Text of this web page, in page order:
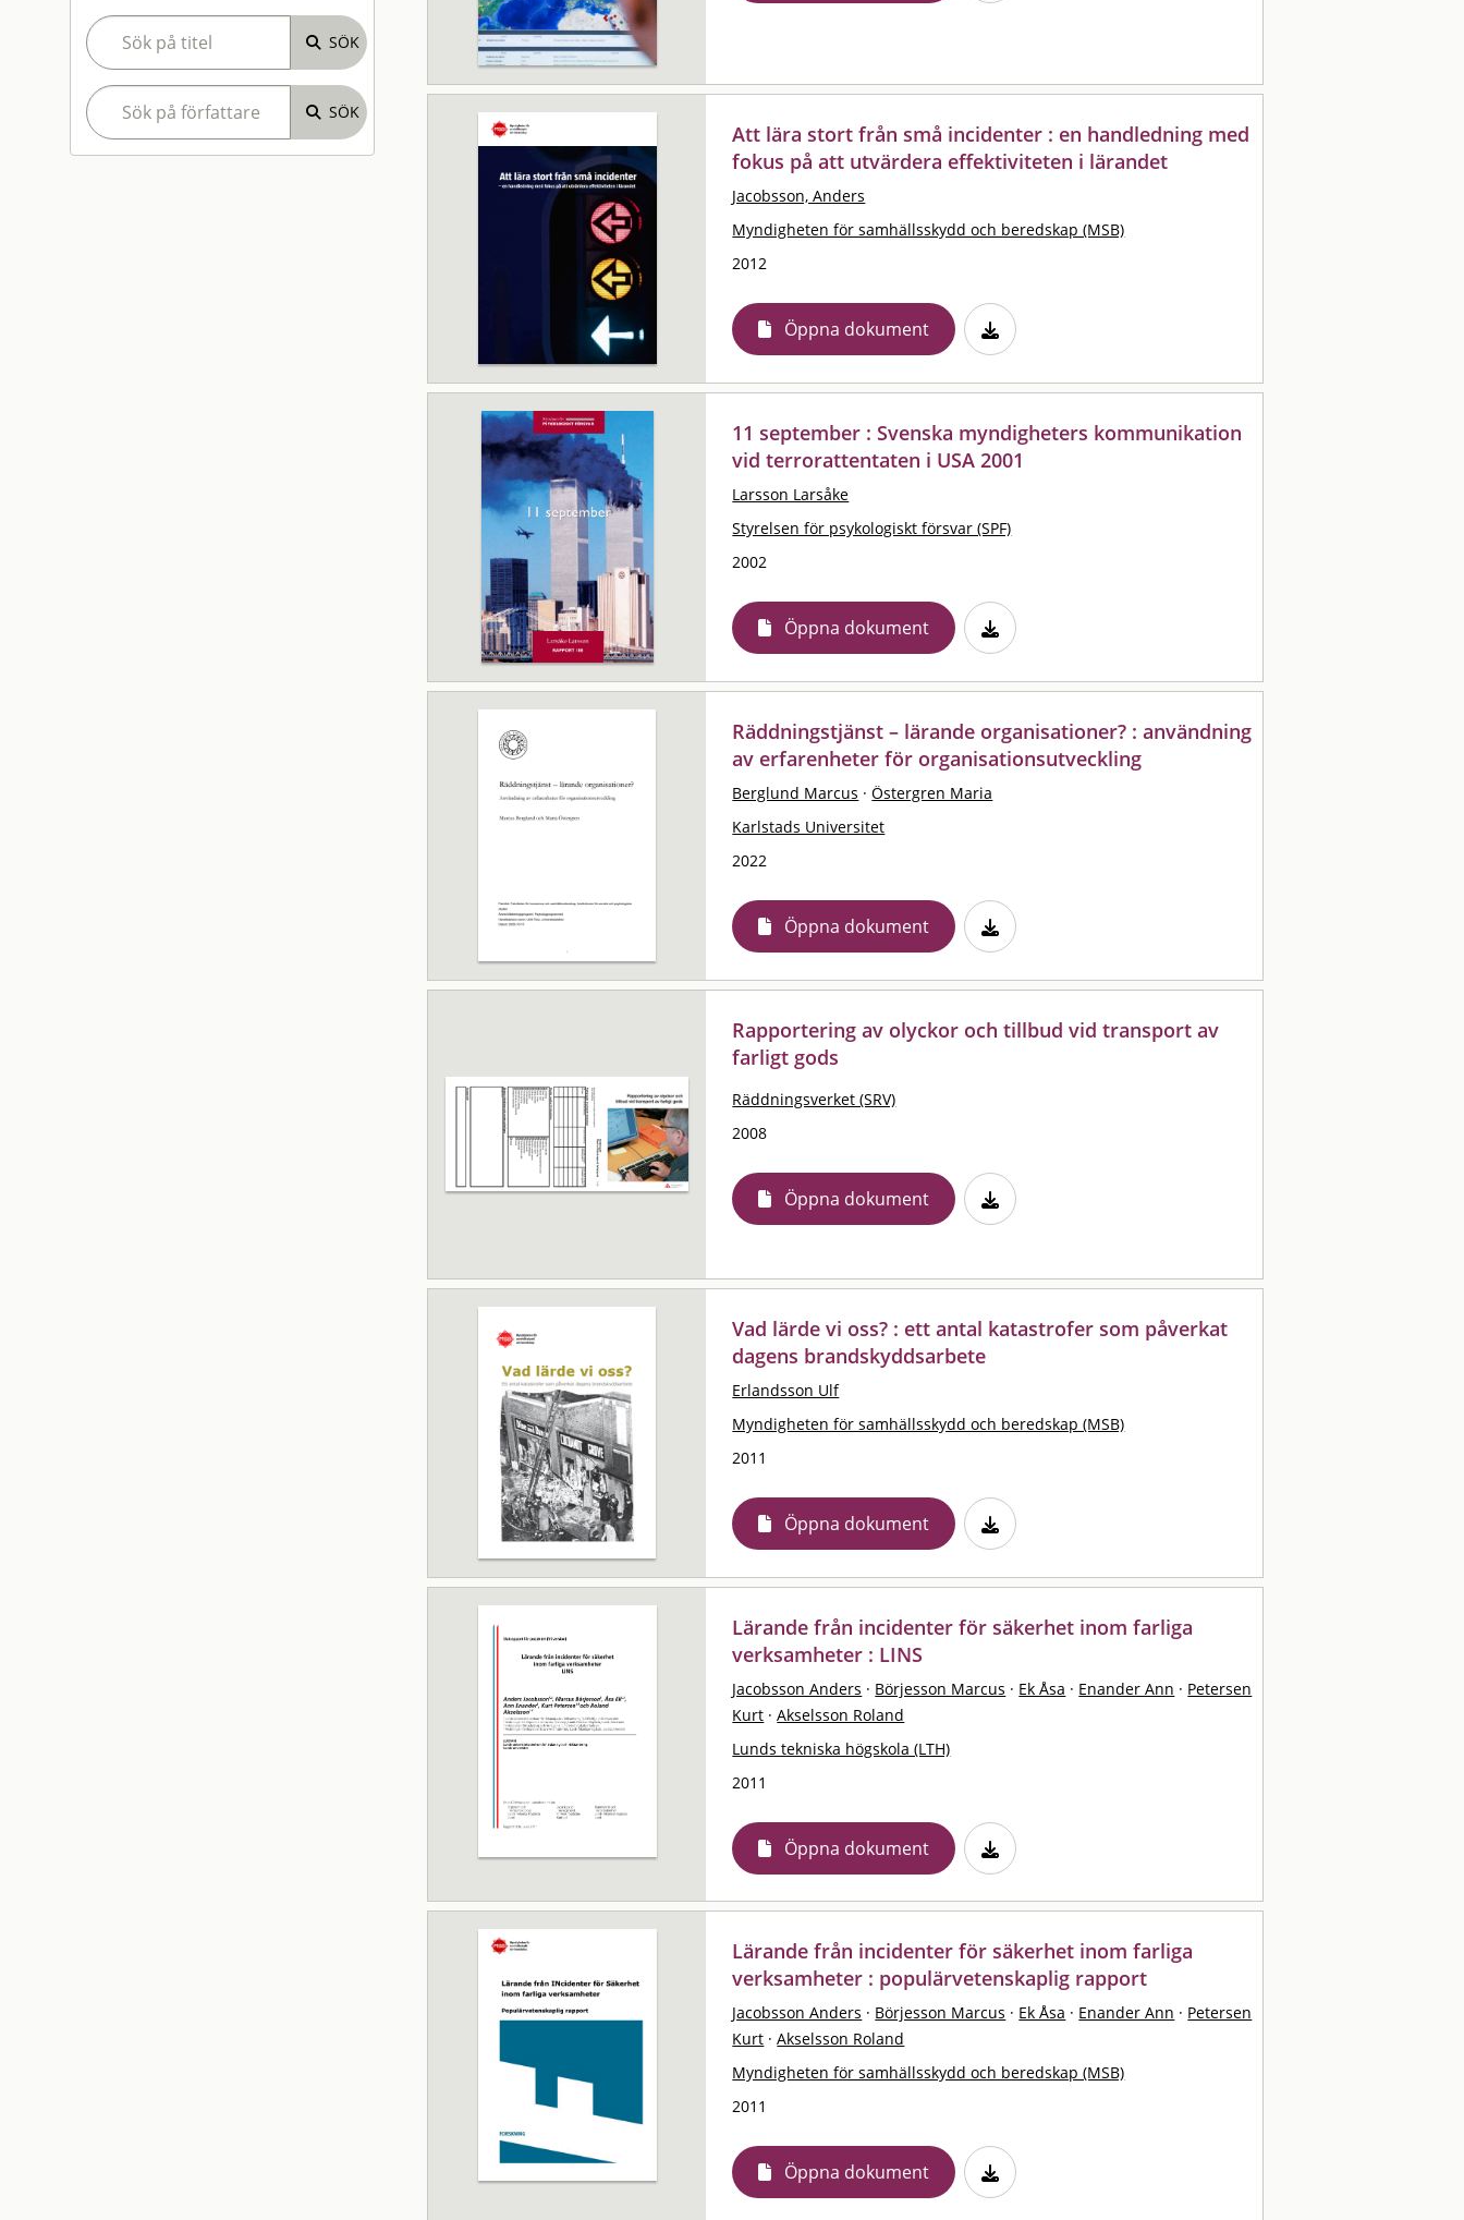
Att lära stort från små incidenter : en handledning med
fokus på att utvärdera effektiviteten i lärandet
Jacobsson, Anders
Myndigheten för samhällsskydd och beredskap (MSB)
2012
Öppna dokument
11 september : Svenska myndigheters kommunikation
vid terrorattentaten i USA 2001
Larsson Larsåke
Styrelsen för psykologiskt försvar (SPF)
2002
Öppna dokument
Räddningstjänst – lärande organisationer? : användning
av erfarenheter för organisationsutveckling
Berglund Marcus · Östergren Maria
Karlstads Universitet
2022
Öppna dokument
Rapportering av olyckor och tillbud vid transport av
farligt gods
Räddningsverket (SRV)
2008
Öppna dokument
Vad lärde vi oss? : ett antal katastrofer som påverkat
dagens brandskyddsarbete
Erlandsson Ulf
Myndigheten för samhällsskydd och beredskap (MSB)
2011
Öppna dokument
Lärande från incidenter för säkerhet inom farliga
verksamheter : LINS
Jacobsson Anders · Börjesson Marcus · Ek Åsa · Enander Ann · Petersen
Kurt · Akselsson Roland
Lunds tekniska högskola (LTH)
2011
Öppna dokument
Lärande från incidenter för säkerhet inom farliga
verksamheter : populärvetenskaplig rapport
Jacobsson Anders · Börjesson Marcus · Ek Åsa · Enander Ann · Petersen
Kurt · Akselsson Roland
Myndigheten för samhällsskydd och beredskap (MSB)
2011
Öppna dokument